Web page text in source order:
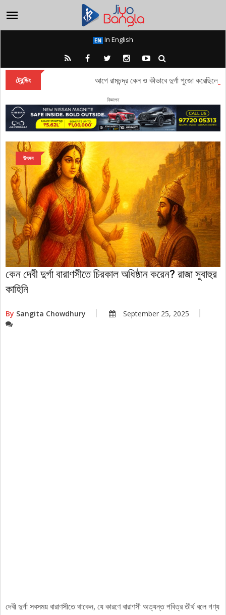
In English
ট্রেন্ডিং রাবণ বধের আগে রামচন্দ্র কেন ও কীভাবে দুর্গা পুজো করেছিলেন?
বিজ্ঞাপন
উৎসব
কেন দেবী দুর্গা বারাণসীতে চিরকাল অধিষ্ঠান করেন? রাজা সুবাহুর
কাহিনি
By Sangita Chowdhury September 25, 2025
দেবী দুর্গা সবসময় বারাণসীতে থাকেন, যে কারণে বারাণসী অত্যন্ত পবিত্র তীর্থ বলে গণ্য